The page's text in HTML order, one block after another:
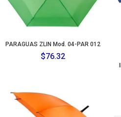
PARAGUAS ZLIN Mod. 04-PAR 012
$76.32